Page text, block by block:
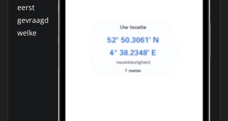
eerst
gevraagd
welke